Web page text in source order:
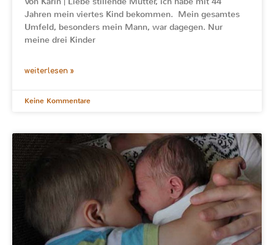
Jahren mein viertes Kind bekommen. Mein gesamtes
Umfeld, besonders mein Mann, war dagegen. Nur
meine drei Kinder
weiterlesen »
Keine Kommentare